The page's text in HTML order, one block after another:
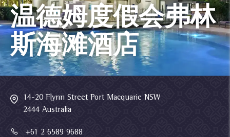
温德姆度假会弗林
斯海滩酒店
14-20 Flynn Street Port Macquarie NSW
2444 Australia
+61 2 6589 9688